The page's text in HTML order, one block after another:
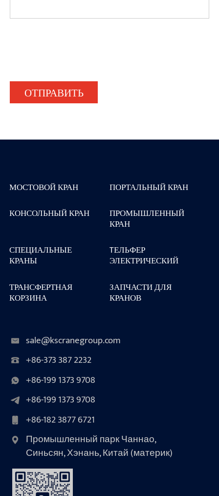
ОТПРАВИТЬ
МОСТОВОЙ КРАН
ПОРТАЛЬНЫЙ КРАН
КОНСОЛЬНЫЙ КРАН
ПРОМЫШЛЕННЫЙ
КРАН
СПЕЦИАЛЬНЫЕ
КРАНЫ
TЕЛЬФЕР
ЭЛЕКТРИЧЕСКИЙ
ТРАНСФЕРТНАЯ
КОРЗИНА
ЗАПЧАСТИ ДЛЯ
КРАНОВ
sale@kscranegroup.com
+86-373 387 2232
+86-199 1373 9708
+86-199 1373 9708
+86-182 3877 6721
Промышленный парк Чаннао,
Синьсян, Хэнань, Китай (материк)